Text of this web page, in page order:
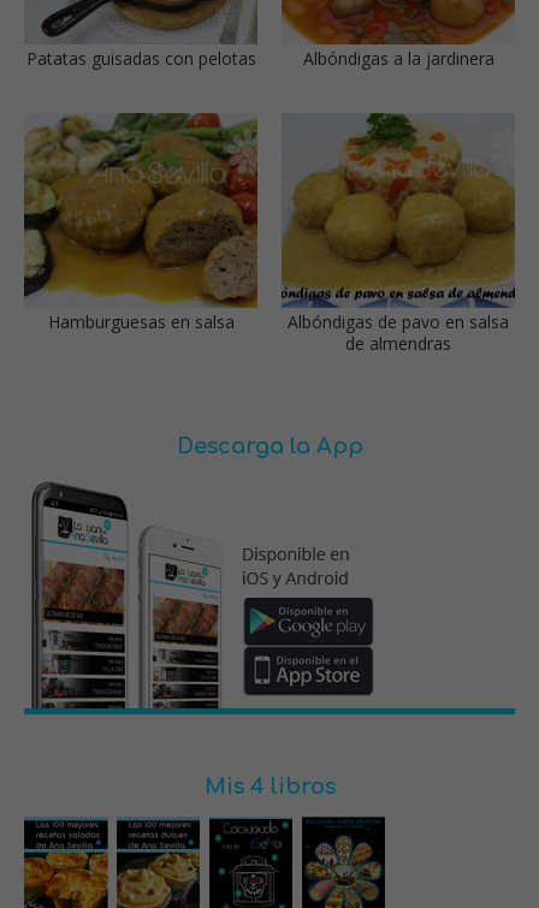
Patatas guisadas con pelotas Albóndigas a la jardinera
Hamburguesas en salsa
Albóndigas de pavo en salsa
de almendras
Descarga la App
Mis 4 libros